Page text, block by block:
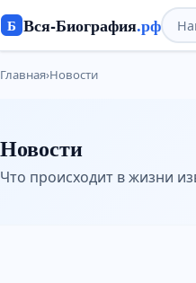
Б Вся-Биография.рф
Главная›Новости
Новости
Что происходит в жизни